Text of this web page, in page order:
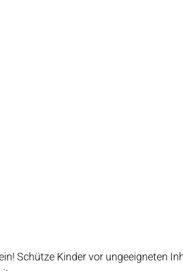
Schütze Kinder vor ungeeigneten